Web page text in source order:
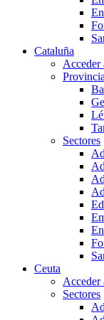
Cataluña
Acceder
Sectores
Ceuta
Acceder
Sectores